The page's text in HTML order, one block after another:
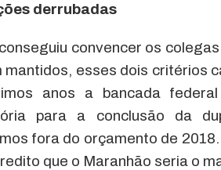
derrubadas
convencer os
mantidos, esses dois critérios
anos a bancada
para a conclusão da
fora do orçamento de
que o Maranhão seria o